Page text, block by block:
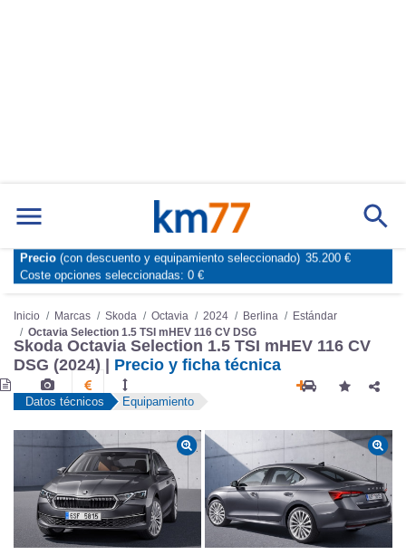
Marcas Comparador de coches
Inicio Marcas Skoda Octavia 2024 Berlina
Estándar
Octavia Selection 1.5 TSI mHEV 116 CV DSG
Skoda Octavia Selection 1.5 TSI mHEV 116 CV
DSG (2024) | Precio y ficha técnica
Datos técnicos Equipamiento
Precio (con descuento y equipamiento seleccionado) 35.200 €
Coste opciones seleccionadas: 0 €